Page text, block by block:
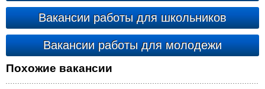
Вакансии работы для школьников
Вакансии работы для молодежи
Похожие вакансии